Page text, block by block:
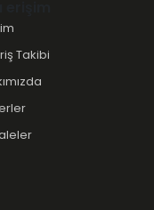
Takibi